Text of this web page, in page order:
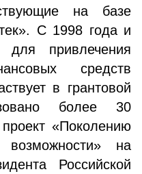
на базе
С 1998 года и
привлечения
средств
в грантовой
более 30
«Поколению
на
Российской